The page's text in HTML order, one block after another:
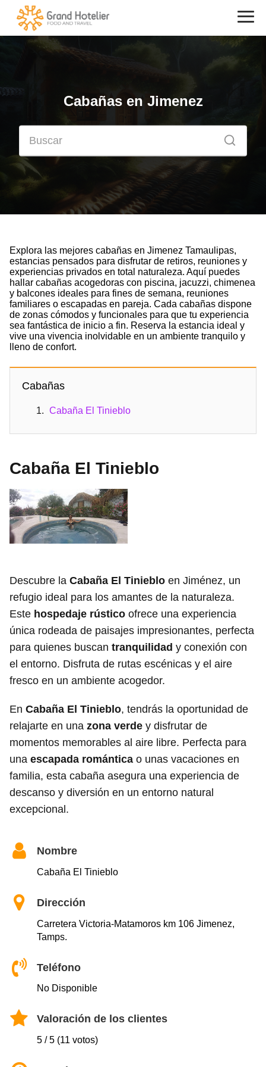
Cabañas en Jimenez
Explora las mejores cabañas en Jimenez Tamaulipas,
estancias pensados para disfrutar de retiros, reuniones y
experiencias privados en total naturaleza. Aquí puedes
hallar cabañas acogedoras con piscina, jacuzzi, chimenea
y balcones ideales para fines de semana, reuniones
familiares o escapadas en pareja. Cada cabañas dispone
de zonas cómodos y funcionales para que tu experiencia
sea fantástica de inicio a fin. Reserva la estancia ideal y
vive una vivencia inolvidable en un ambiente tranquilo y
lleno de confort.
Cabañas
Cabaña El Tinieblo
Cabaña El Tinieblo
Descubre la Cabaña El Tinieblo en Jiménez, un
refugio ideal para los amantes de la naturaleza.
Este hospedaje rústico ofrece una experiencia
única rodeada de paisajes impresionantes, perfecta
para quienes buscan tranquilidad y conexión con
el entorno. Disfruta de rutas escénicas y el aire
fresco en un ambiente acogedor.
En Cabaña El Tinieblo, tendrás la oportunidad de
relajarte en una zona verde y disfrutar de
momentos memorables al aire libre. Perfecta para
una escapada romántica o unas vacaciones en
familia, esta cabaña asegura una experiencia de
descanso y diversión en un entorno natural
excepcional.
Nombre
Cabaña El Tinieblo
Dirección
Carretera Victoria-Matamoros km 106 Jimenez,
Tamps.
Teléfono
No Disponible
Valoración de los clientes
5 / 5 (11 votos)